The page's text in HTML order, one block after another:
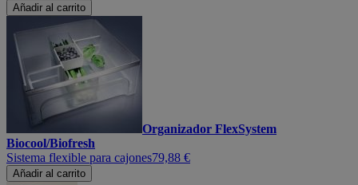
Añadir al carrito
Organizador FlexSystem
Biocool/Biofresh
Sistema flexible para cajones79,88 €
Añadir al carrito